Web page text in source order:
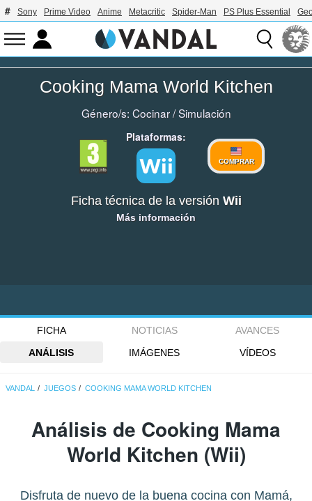
Sony Prime Video Anime Metacritic Spider-Man PS Plus Essential
Cooking Mama World Kitchen
Género/s: Cocinar/Simulación
Plataformas:
COMPRAR
Ficha técnica de la versión Wii
Más información
FICHA NOTICIAS
AVANCES
ANÁLISIS
IMÁGENES VÍDEOS
VANDAL JUEGOS COOKING MAMA WORLD KITCHEN
Análisis de Cooking Mama
World Kitchen (Wii)
Disfruta de nuevo de la buena cocina con Mamá,